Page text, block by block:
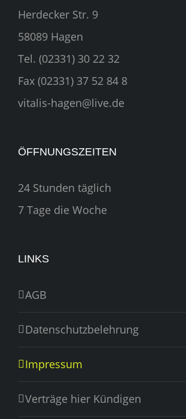
Herdecker Str. 9
58089 Hagen
Tel. (02331) 30 22 32
Fax (02331) 37 52 84 8
vitalis-hagen@live.de
ÖFFNUNGSZEITEN
24 Stunden täglich
7 Tage die Woche
LINKS
AGB
Datenschutzbelehrung
Impressum
Verträge hier Kündigen